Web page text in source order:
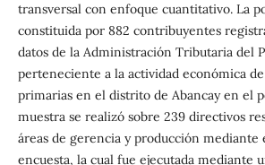
transversal con enfoque cuantitativo. La
constituida por 882 contribuyentes
datos de la Administración Tributaria del
perteneciente a la actividad económica
primarias en el distrito de Abancay en el
muestra se realizó sobre 239 directivos
áreas de gerencia y producción mediante
encuesta, la cual fue ejecutada mediante